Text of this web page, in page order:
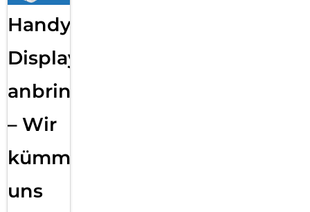
Handy
Displayfolie
anbringen
– Wir
kümmern
uns